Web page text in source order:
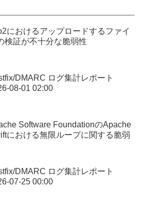
におけるアップロードするファイ
検証が不十分な脆弱性
DMARC ログ集計レポート
08-01 02:00
Software FoundationのApache
における無限ループに関する脆弱
DMARC ログ集計レポート
07-25 00:00